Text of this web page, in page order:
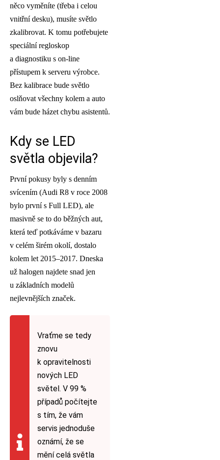
něco vyměníte (třeba i celou
vnitřní desku), musíte světlo
zkalibrovat. K tomu potřebujete
speciální regloskop
a diagnostiku s on-line
přístupem k serveru výrobce.
Bez kalibrace bude světlo
oslňovat všechny kolem a auto
vám bude házet chybu asistentů.
Kdy se LED
světla objevila?
První pokusy byly s denním
svícením (Audi R8 v roce 2008
bylo první s Full LED), ale
masivně se to do běžných aut,
která teď potkáváme v bazaru
v celém širém okolí, dostalo
kolem let 2015–2017. Dneska
už halogen najdete snad jen
u základních modelů
nejlevnějších značek.
Vraťme se tedy
znovu
k opravitelnosti
nových LED
světel. V 99 %
případů počítejte
s tím, že vám
servis jednoduše
oznámí, že se
mění celá světla